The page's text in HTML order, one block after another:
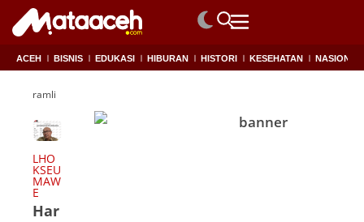
ACEH BISNIS EDUKASI HIBURAN HISTORI KESEHATAN NASIONAL
ramli
LHO
KSEU
MAW
E
Har